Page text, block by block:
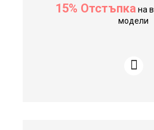
15% Отстъпка на
модели